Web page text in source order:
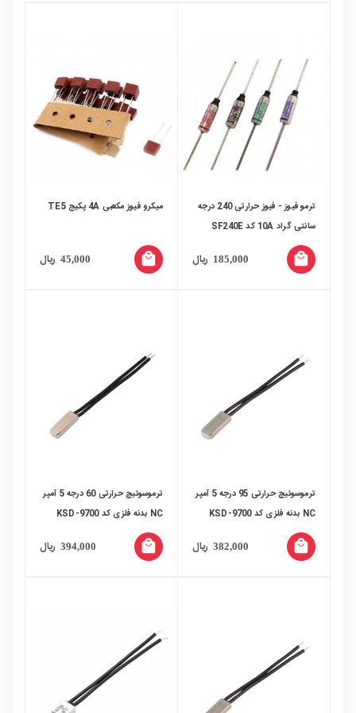
ترمو فیوز - فیوز حرارتی 240 درجه
سانتی گراد 10A کد SF240E
185,000 ریال local_mall
میکرو فیوز مکعبی 4A پکیج TE5
45,000 ریال local_mall
ترموسوئیچ حرارتی 95 درجه 5 آمپر
NC بدنه فلزی کد KSD-9700
382,000 ریال local_mall
ترموسوئیچ حرارتی 60 درجه 5 آمپر
NC بدنه فلزی کد KSD-9700
394,000 ریال local_mall